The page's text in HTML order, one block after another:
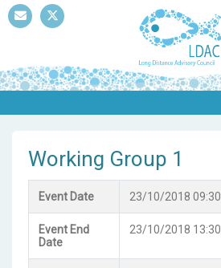
Working Group 1
Event Date 23/10/2018 09:30
Event End
Date
23/10/2018 13:30